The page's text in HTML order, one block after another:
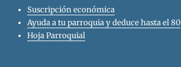
Suscripción económica
Ayuda a tu parroquia y deduce hasta el 80
Hoja Parroquial